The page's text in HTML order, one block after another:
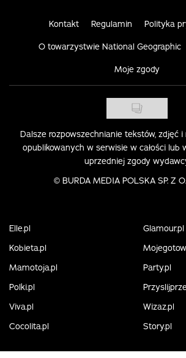
Kontakt Regulamin Polityka
O towarzystwie National Geographic
Moje zgody
Dalsze rozpowszechnianie tekstów, zdjęć i
opublikowanych w serwisie w całości lub
uprzedniej zgody
© BURDA MEDIA POLSKA SP. Z
Elle.pl
Glamour.pl
Kobieta.pl
Mamotoja.pl
Party.pl
Polki.pl
Viva.pl
Wizaz.pl
Cocolita.pl
Story.pl